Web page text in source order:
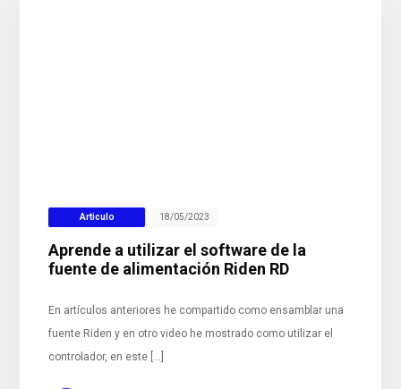
Articulo 18/05/2023
Aprende a utilizar el software de la
fuente de alimentación Riden RD
En artículos anteriores he compartido como ensamblar una
fuente Riden y en otro video he mostrado como utilizar el
controlador, en este […]